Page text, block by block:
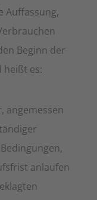
Auffassung,
Beginn der
heißt es:
angemessen
anlaufen